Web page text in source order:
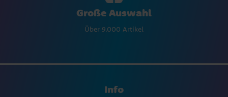
Große Auswahl
Über 9.000 Artikel
Info